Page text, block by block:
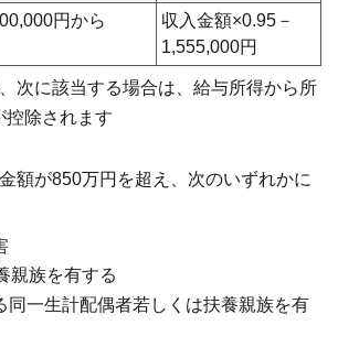
円から
収入金額×0.95－
1,555,000円
次に該当する場合は、給与所得から所
控除されます
額が850万円を超え、次のいずれかに
親族を有する
同一生計配偶者若しくは扶養親族を有